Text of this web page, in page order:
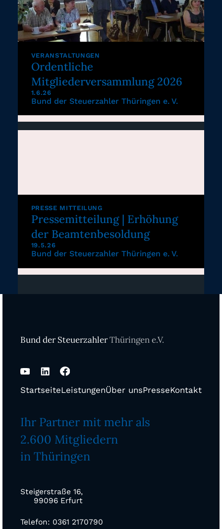
VERANSTALTUNGEN
Ordentliche
Mitgliederversammlung 2026
1.6.26
Bund der Steuerzahler Thüringen e. V.
PRESSE MITTEILUNG
Pressemitteilung | Erhöhung
der Beamtenbesoldung
19.5.26
Bund der Steuerzahler Thüringen e. V.
Bund der SteuerzahlerThüringen e.V.
StartseiteLeistungenÜber unsPresseKontakt
Ihr Partner mit mehr als
2.600 Mitgliedern
in Thüringen
Steigerstraße 16,
99096 Erfurt
Telefon: 0361 2170790